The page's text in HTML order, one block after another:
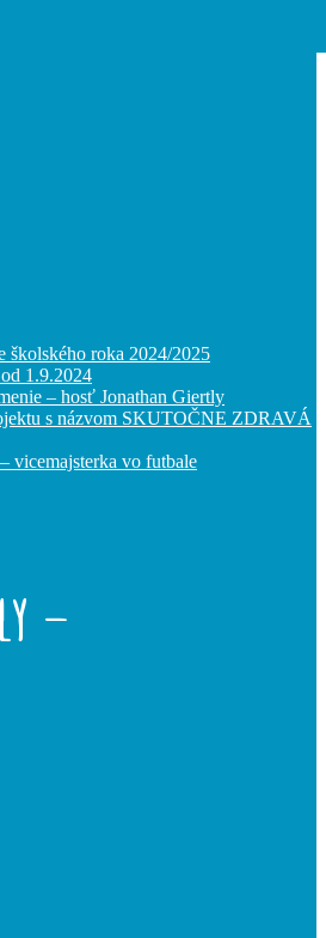
školského roka 2024/2025
1.9.2024
– hosť Jonathan Giertly
s názvom SKUTOČNE ZDRAVÁ
vicemajsterka vo futbale
–